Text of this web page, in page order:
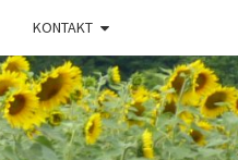
KONTAKT